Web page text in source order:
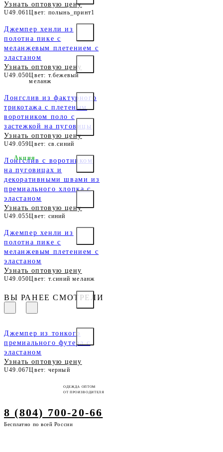
Узнать оптовую цену
U49.061Цвет: полынь_принт1
Джемпер хенли из
полотна пике с
меланжевым плетением с
эластаном
Узнать оптовую цену
U49.050Цвет: т.бежевый
меланж
Лонгслив из фактурного
трикотажа с плетеным
воротником поло с
застежкой на пуговицы
Узнать оптовую цену
U49.059Цвет: св.синий
Лонгслив с воротником
на пуговицах и
декоративными швами из
премиального хлопка с
эластаном
Узнать оптовую цену
U49.055Цвет: синий
Акция
Джемпер хенли из
полотна пике с
меланжевым плетением с
эластаном
Узнать оптовую цену
U49.050Цвет: т.синий меланж
ВЫ РАНЕЕ СМОТРЕЛИ
Джемпер из тонкого
премиального футера с
эластаном
Узнать оптовую цену
U49.067Цвет: черный
ОДЕЖДА ОПТОМ
ОТ ПРОИЗВОДИТЕЛЯ
8 (804) 700-20-66
Бесплатно по всей России